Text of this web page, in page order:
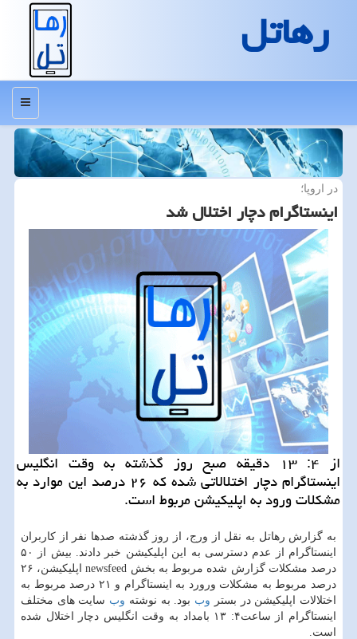
رهاتل
منو
در اروپا؛
اینستاگرام دچار اختلال شد
از ۴: ۱۳ دقیقه صبح روز گذشته به وقت انگلیس
اینستاگرام دچار اختلالاتی شده كه ۲۶ درصد این موارد به
مشكلات ورود به اپلیكیشن مربوط است.
به گزارش رهاتل به نقل از ورج، از روز گذشته صدها نفر از كاربران
اینستاگرام از عدم دسترسی به این اپلیكیشن خبر دادند. بیش از ۵۰
درصد مشكلات گزارش شده مربوط به بخش newsfeed اپلیكیشن، ۲۶
درصد مربوط به مشكلات ورورد به اینستاگرام و ۲۱ درصد مربوط به
اختلالات اپلیكیشن در بستر وب بود. به نوشته وب سایت های مختلف
اینستاگرام از ساعت۴: ۱۳ بامداد به وقت انگلیس دچار اختلال شده
است.